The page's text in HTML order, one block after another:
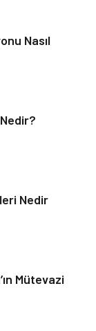
Nasıl
Nedir
Mütevazi